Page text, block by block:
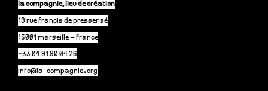
la compagnie, lieu de création
19 rue francis de pressensé
13001 marseille – france
+33 04 91 90 04 26
info@la-compagnie.org